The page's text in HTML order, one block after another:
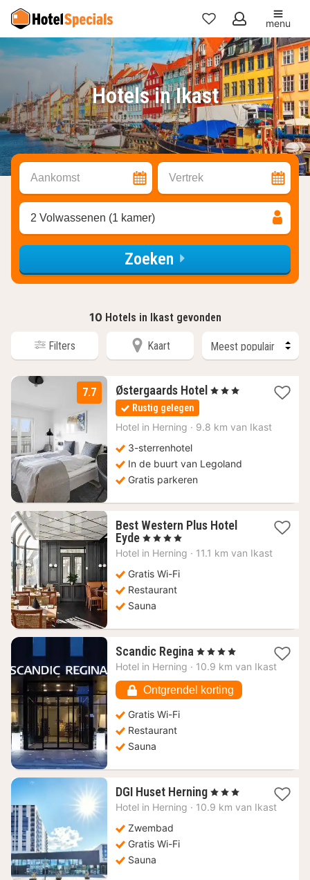
Mijn
favorieten
menu
Hotels in Ikast
Aankomst Vertrek
2 Volwassenen (1 kamer)
Zoeken
10 Hotels in Ikast gevonden
Filters Kaart
7.7 Østergaards Hotel 2
108,47
, 3 Sterren
Rustig gelegen
Hotel in Herning · 9.8 km van Ikast
3-sterrenhotel
In de buurt van Legoland
Gratis parkeren
Best Western Plus Hotel
Eyde 1
nacht
91,58
€
, 4 Sterren
Hotel in Herning · 11.1 km van Ikast
Gratis Wi-Fi
Restaurant
Sauna
Scandic Regina 1
nacht
98,25
€
, 4 Sterren
Hotel in Herning · 10.9 km van Ikast
Ontgrendel korting
Gratis Wi-Fi
Restaurant
Sauna
DGI Huset Herning 1
nacht
, 3 Sterren
Hotel in Herning · 10.9 km van Ikast
Zwembad
Gratis Wi-Fi
Sauna